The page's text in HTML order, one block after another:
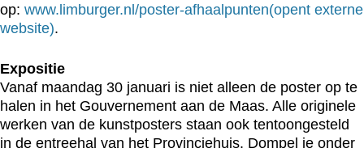
op: www.limburger.nl/poster-afhaalpunten(opent externe
website).
Expositie
Vanaf maandag 30 januari is niet alleen de poster op te
halen in het Gouvernement aan de Maas. Alle originele
werken van de kunstposters staan ook tentoongesteld
in de entreehal van het Provinciehuis. Dompel je onder